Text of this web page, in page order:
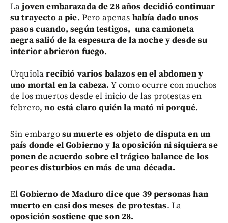
Lajoven embarazada de 28 años decidió continuar
su trayecto a pie. Pero apenas había dado unos
pasos cuando, según testigos, una camioneta
negra salió de la espesura de la noche y desde su
interior abrieron fuego.
Urquiolarecibió varios balazos en el abdomen y
uno mortal en la cabeza. Y como ocurre con muchos
de los muertos desde el inicio de las protestas en
febrero,no está claro quién la mató ni porqué.
Sin embargosu muerte es objeto de disputa en un
país donde el Gobierno y la oposición ni siquiera se
ponen de acuerdo sobre el trágico balance de los
peores disturbios en más de una década.
ElGobierno de Maduro dice que 39 personas han
muerto en casi dos meses de protestas. La
oposición sostiene que son 28.